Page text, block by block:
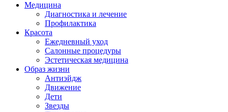
Медицина
Диагностика и лечение
Профилактика
Красота
Ежедневный уход
Салонные процедуры
Эстетическая медицина
Образ жизни
Антиэйдж
Движение
Дети
Звезды